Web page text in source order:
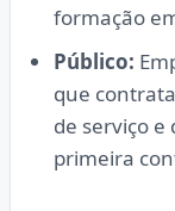
formação
Público:
que
de serviço e
primeira